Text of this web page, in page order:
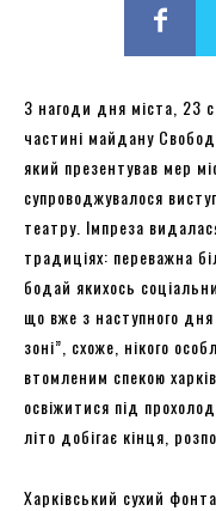
З нагоди дня міста, 23
частині майдану
який презентував мер
супроводжувалося
театру. Імпреза
традиціях: переважна
бодай якихось
що вже з наступного
зоні”, схоже, нікого
втомленим спекою
освіжитися під
літо добігає кінця,
Харківський сухий